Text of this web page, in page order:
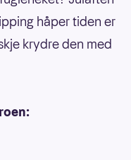
håper tiden er
krydre den med